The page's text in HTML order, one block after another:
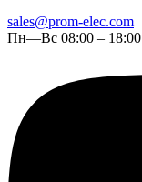
sales@prom-elec.com
Пн—Вс 08:00 – 18:00